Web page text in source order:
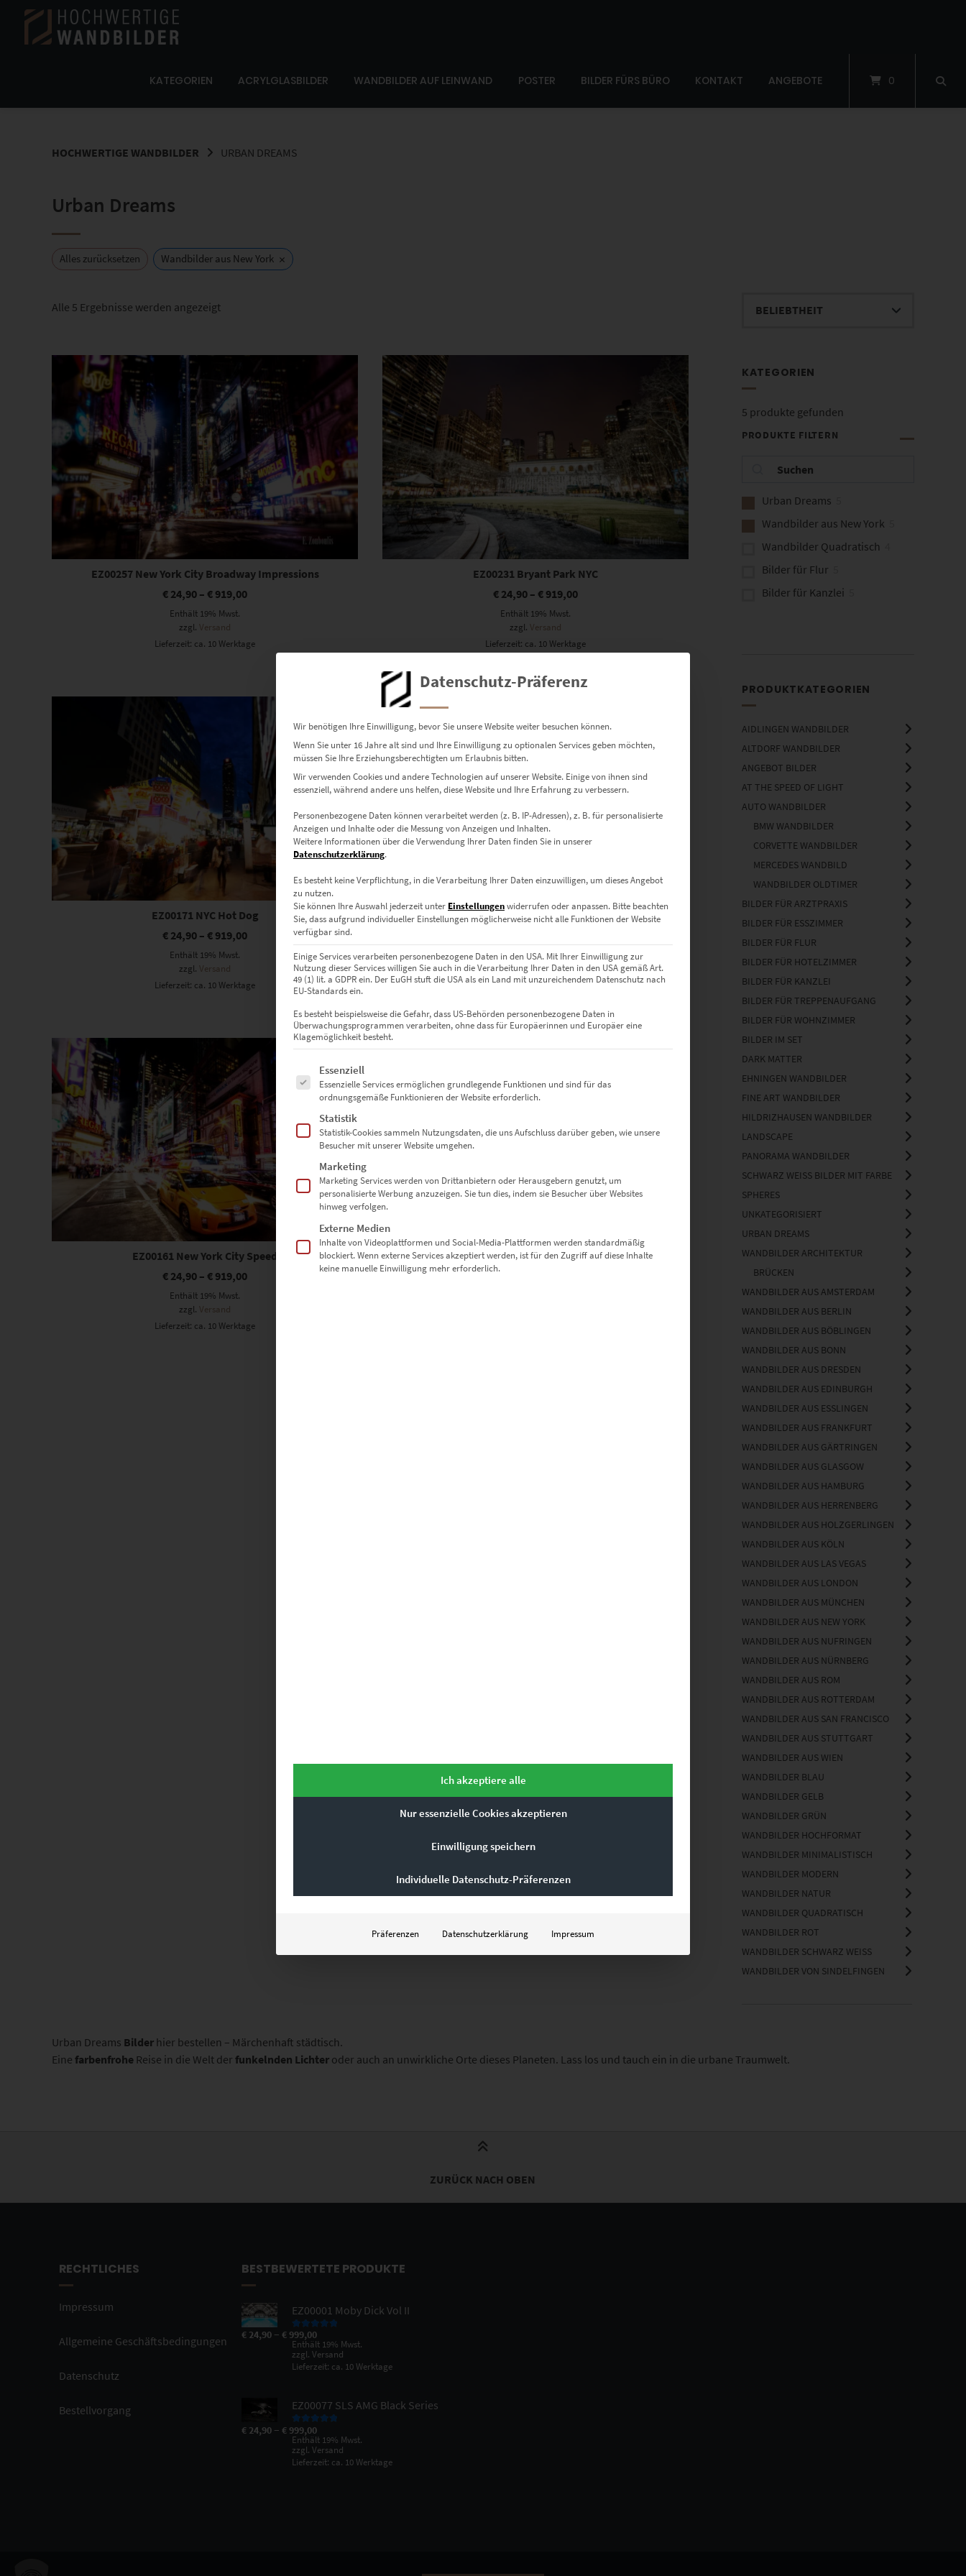
Springe
Inhalt
KATEGORIEN ACRYLGLASBILDER WANDBILDER AUF LEINWAND POSTER BILDER FÜRS BÜRO KONTAKT ANGEBOTE 0
HOCHWERTIGE WANDBILDER URBAN DREAMS
Urban Dreams
Alles zurücksetzen Wandbilder aus New York ×
Alle 5 Ergebnisse werden angezeigtNach
Dieses Produkt weist mehrere Varianten auf. Die Optionen können auf der Produktseite gewählt werden
EZ00257 New York City Broadway Impressions
€ 24,90 –€ 919,00
Enthält 19% Mwst.
zzgl.Versand
Lieferzeit: ca. 10 Werktage
Dieses Produkt weist mehrere Varianten auf. Die Optionen können auf der Produktseite gewählt werden
EZ00231 Bryant Park NYC
€ 24,90 –€ 919,00
Enthält 19% Mwst.
zzgl.Versand
Lieferzeit: ca. 10 Werktage
Dieses Produkt weist mehrere Varianten auf. Die Optionen können auf der Produktseite gewählt werden
EZ00171 NYC Hot Dog
€ 24,90 –€ 919,00
Enthält 19% Mwst.
zzgl.Versand
Lieferzeit: ca. 10 Werktage
EZ00145 Watching Liberty from the Side
Enthält 19% Mwst.
zzgl. Versand
Lieferzeit: ca. 10 Werktage
Dieses Produkt weist mehrere Varianten auf. Die Optionen können auf der Produktseite gewählt werden
EZ00161 New York City Speed
€ 24,90 –€ 919,00
Enthält 19% Mwst.
zzgl.Versand
Lieferzeit: ca. 10 Werktage
KATEGORIEN
5 produkte gefunden
PRODUKTE FILTERN
Urban Dreams
Wandbilder aus New York
Wandbilder Quadratisch
Bilder für Flur
Bilder für Kanzlei
PRODUKTKATEGORIEN
AIDLINGEN WANDBILDER
ALTDORF WANDBILDER
ANGEBOT BILDER
AT THE SPEED OF LIGHT
AUTO WANDBILDER
BMW WANDBILDER
CORVETTE WANDBILDER
MERCEDES WANDBILD
WANDBILDER OLDTIMER
BILDER FÜR ARZTPRAXIS
BILDER FÜR ESSZIMMER
BILDER FÜR FLUR
BILDER FÜR HOTELZIMMER
BILDER FÜR KANZLEI
BILDER FÜR TREPPENAUFGANG
BILDER FÜR WOHNZIMMER
BILDER IM SET
DARK MATTER
EHNINGEN WANDBILDER
FINE ART WANDBILDER
HILDRIZHAUSEN WANDBILDER
LANDSCAPE
PANORAMA WANDBILDER
SCHWARZ WEISS BILDER MIT FARBE
SPHERES
UNKATEGORISIERT
URBAN DREAMS
WANDBILDER ARCHITEKTUR
BRÜCKEN
WANDBILDER AUS AMSTERDAM
WANDBILDER AUS BERLIN
WANDBILDER AUS BÖBLINGEN
WANDBILDER AUS BONN
WANDBILDER AUS DRESDEN
WANDBILDER AUS EDINBURGH
WANDBILDER AUS ESSLINGEN
WANDBILDER AUS FRANKFURT
WANDBILDER AUS GÄRTRINGEN
WANDBILDER AUS GLASGOW
WANDBILDER AUS HAMBURG
WANDBILDER AUS HERRENBERG
WANDBILDER AUS HOLZGERLINGEN
WANDBILDER AUS KÖLN
WANDBILDER AUS LAS VEGAS
WANDBILDER AUS LONDON
WANDBILDER AUS MÜNCHEN
WANDBILDER AUS NEW YORK
WANDBILDER AUS NUFRINGEN
WANDBILDER AUS NÜRNBERG
WANDBILDER AUS ROM
WANDBILDER AUS ROTTERDAM
WANDBILDER AUS SAN FRANCISCO
WANDBILDER AUS STUTTGART
WANDBILDER AUS WIEN
WANDBILDER BLAU
WANDBILDER GELB
WANDBILDER GRÜN
WANDBILDER HOCHFORMAT
WANDBILDER MINIMALISTISCH
WANDBILDER MODERN
WANDBILDER NATUR
WANDBILDER QUADRATISCH
WANDBILDER ROT
WANDBILDER SCHWARZ WEISS
WANDBILDER VON SINDELFINGEN
Urban Dreams Bilderhier bestellen – Märchenhaft städtisch.
Eine farbenfroheReise in die Welt der funkelnden Lichteroder auch an unwirkliche Orte dieses Planeten. Lass los und tauch ein in die urbane Traumwelt.
ZURÜCK NACH OBEN
RECHTLICHES
Impressum
Allgemeine Geschäftsbedingungen
Datenschutz
Bestellvorgang
BESTBEWERTETE PRODUKTE
EZ00001 Moby Dick Vol II
Bewertet mit
5.00von 5
€24,90– €999,00
Enthält 19% Mwst.
zzgl. Versand
Lieferzeit: ca. 10 Werktage
EZ00077 SLS AMG Black Series
Bewertet mit
5.00von 5
€24,90– €999,00
Enthält 19% Mwst.
zzgl. Versand
Lieferzeit: ca. 10 Werktage
Datenschutz-Präferenz
Wir benötigen Ihre Einwilligung, bevor Sie unsere Website weiter besuchen können.
Wenn Sie unter 16 Jahre alt sind und Ihre Einwilligung zu optionalen Services geben möchten,
müssen Sie Ihre Erziehungsberechtigten um Erlaubnis bitten.
Wir verwenden Cookies und andere Technologien auf unserer Website. Einige von ihnen sind
essenziell, während andere uns helfen, diese Website und Ihre Erfahrung zu verbessern.
Personenbezogene Daten können verarbeitet werden (z. B. IP-Adressen), z. B. für personalisierte
Anzeigen und Inhalte oder die Messung von Anzeigen und Inhalten.
Weitere Informationen über die Verwendung Ihrer Daten finden Sie in unserer
Datenschutzerklärung.
Es besteht keine Verpflichtung, in die Verarbeitung Ihrer Daten einzuwilligen, um dieses Angebot
zu nutzen.
Sie können Ihre Auswahl jederzeit unter Einstellungenwiderrufen oder anpassen. Bitte beachten
Sie, dass aufgrund individueller Einstellungen möglicherweise nicht alle Funktionen der Website
verfügbar sind.
Einige Services verarbeiten personenbezogene Daten in den USA. Mit Ihrer Einwilligung zur
Nutzung dieser Services willigen Sie auch in die Verarbeitung Ihrer Daten in den USA gemäß Art.
49 (1) lit. a GDPR ein. Der EuGH stuft die USA als ein Land mit unzureichendem Datenschutz nach
EU-Standards ein.
Es besteht beispielsweise die Gefahr, dass US-Behörden personenbezogene Daten in
Überwachungsprogrammen verarbeiten, ohne dass für Europäerinnen und Europäer eine
Klagemöglichkeit besteht.
Es folgt eine Liste der Service-Gruppen, für die eine Einwilligung erteilt werden kann. Die erste Service-Gruppe ist essenziell und kann nicht
Essenziell
Essenzielle Services ermöglichen grundlegende Funktionen und sind für das
ordnungsgemäße Funktionieren der Website erforderlich.
Statistik
Statistik-Cookies sammeln Nutzungsdaten, die uns Aufschluss darüber geben, wie unsere
Besucher mit unserer Website umgehen.
Marketing
Marketing Services werden von Drittanbietern oder Herausgebern genutzt, um
personalisierte Werbung anzuzeigen. Sie tun dies, indem sie Besucher über Websites
hinweg verfolgen.
Externe Medien
Inhalte von Videoplattformen und Social-Media-Plattformen werden standardmäßig
blockiert. Wenn externe Services akzeptiert werden, ist für den Zugriff auf diese Inhalte
keine manuelle Einwilligung mehr erforderlich.
Ich akzeptiere alle
Nur essenzielle Cookies akzeptieren
Einwilligung speichern
Individuelle Datenschutz-Präferenzen
Präferenzen Datenschutzerklärung Impressum